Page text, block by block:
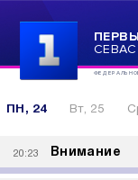
ПН, 24 Вт, 25
20:23 Внимание